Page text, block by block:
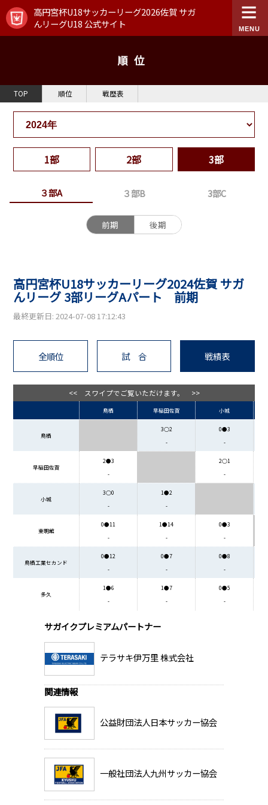
高円宮杯U18サッカーリーグ2026佐賀 サガ
んリーグU18 公式サイト
順位
TOP 順位 戦歴表
1部 2部 3部
３部A ３部B 3部C
前期 後期
高円宮杯U18サッカーリーグ2024佐賀 サガ
んリーグ 3部リーグAパート 前期
最終更新日: 2024-07-08 17:12:43
全順位 試 合 戦績表
<< スワイプでご覧いただけます。 >>
鳥栖 早稲田佐賀 小城
鳥栖
3○2
-
0●3
-
早稲田佐賀
2●3
-
2○1
-
小城
3○0
-
1●2
-
東明館
0●11
-
1●14
-
0●3
-
鳥栖工業セカンド
0●12
-
0●7
-
0●8
-
多久
1●6
-
1●7
-
0●5
-
サガイクプレミアムパートナー
テラサキ伊万里 株式会社
関連情報
公益財団法人日本サッカー協会
一般社団法人九州サッカー協会